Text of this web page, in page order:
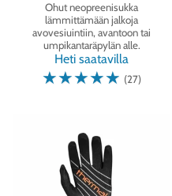
Ohut neopreenisukka
lämmittämään jalkoja
avovesiuintiin, avantoon tai
umpikantaräpylän alle.
Heti saatavilla
☆☆☆☆☆ (27)